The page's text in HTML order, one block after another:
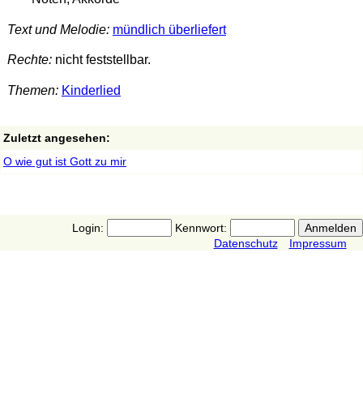
Text und Melodie: mündlich überliefert
Rechte:nicht feststellbar.
Themen: Kinderlied
Zuletzt angesehen:
O wie gut ist Gott zu mir
Login:
Kennwort:
Datenschutz
Impressum